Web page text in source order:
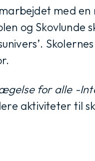
med
og Skovlunde
for alle -
aktiviteter til